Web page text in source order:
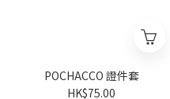
POCHACCO 證件套
HK$75.00